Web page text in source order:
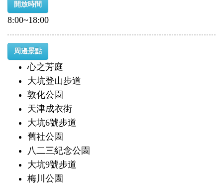
開放時間
8:00~18:00
周邊景點
心之芳庭
大坑登山步道
敦化公園
天津成衣街
大坑6號步道
舊社公園
八二三紀念公園
大坑9號步道
梅川公園